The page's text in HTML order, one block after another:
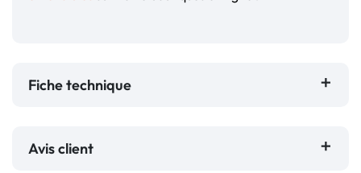
Fiche technique
Avis client